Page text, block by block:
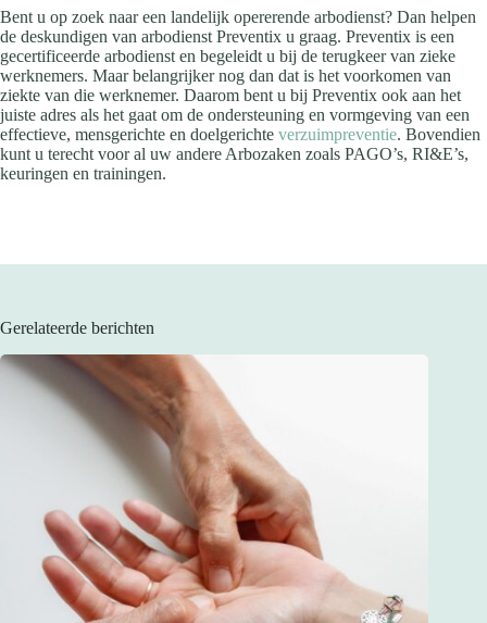
Bent u op zoek naar een landelijk opererende arbodienst? Dan helpen
de deskundigen van arbodienst Preventix u graag. Preventix is een
gecertificeerde arbodienst en begeleidt u bij de terugkeer van zieke
werknemers. Maar belangrijker nog dan dat is het voorkomen van
ziekte van die werknemer. Daarom bent u bij Preventix ook aan het
juiste adres als het gaat om de ondersteuning en vormgeving van een
effectieve, mensgerichte en doelgerichte verzuimpreventie. Bovendien
kunt u terecht voor al uw andere Arbozaken zoals PAGO’s, RI&E’s,
keuringen en trainingen.
Gerelateerde berichten